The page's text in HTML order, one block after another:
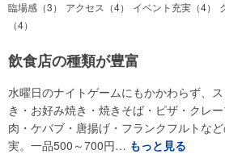
臨場感（3） アクセス（4） イベント充実（4）
（4）
飲食店の種類が豊富
水曜日のナイトゲームにもかかわらず、
き・お好み焼き・焼きそば・ピザ・クレ
肉・ケバブ・唐揚げ・フランクフルトな
実。一品500～700円… もっと見る